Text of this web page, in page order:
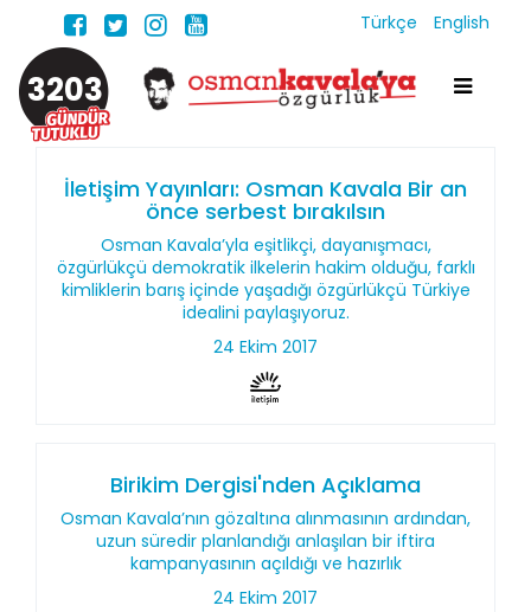
Türkçe English
3203
İletişim Yayınları: Osman Kavala Bir an
önce serbest bırakılsın
Osman Kavala’yla eşitlikçi, dayanışmacı,
özgürlükçü demokratik ilkelerin hakim olduğu, farklı
kimliklerin barış içinde yaşadığı özgürlükçü Türkiye
idealini paylaşıyoruz.
24 Ekim 2017
Birikim Dergisi'nden Açıklama
Osman Kavala’nın gözaltına alınmasının ardından,
uzun süredir planlandığı anlaşılan bir iftira
kampanyasının açıldığı ve hazırlık
24 Ekim 2017